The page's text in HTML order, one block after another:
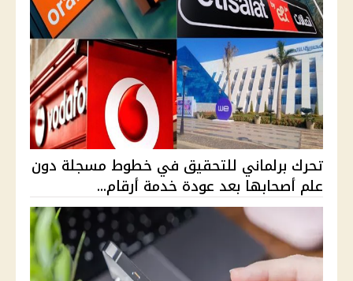
تحرك برلماني للتحقيق في خطوط مسجلة دون
علم أصحابها بعد عودة خدمة أرقام...